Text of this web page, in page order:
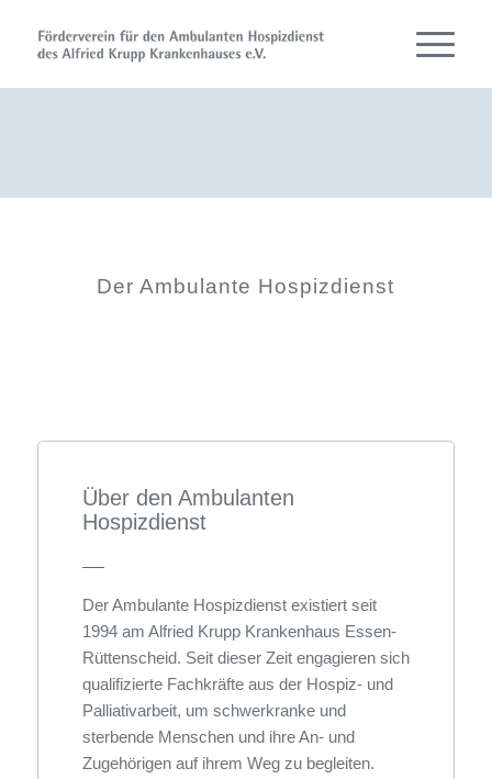
Der Ambulante Hospizdienst
Über den Ambulanten
Hospizdienst
Der Ambulante Hospizdienst existiert seit
1994 am Alfried Krupp Krankenhaus Essen-
Rüttenscheid. Seit dieser Zeit engagieren sich
qualifizierte Fachkräfte aus der Hospiz- und
Palliativarbeit, um schwerkranke und
sterbende Menschen und ihre An- und
Zugehörigen auf ihrem Weg zu begleiten.